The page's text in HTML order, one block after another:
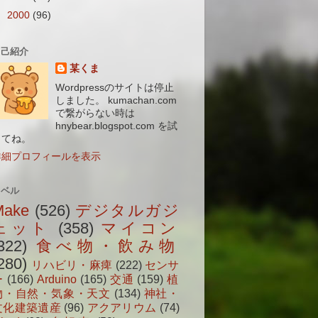
2000 (96)
紹介
某くま
Wordpressのサイトは停止
しました。 kumachan.com
で繋がらない時は
hnybear.blogspot.com を試
ね。
プロフィールを表示
ル
(526) デジタルガジ
ット
(358) マイコン
食べ物・飲み物
リハビリ・麻痺 (222) センサ
(166) Arduino (165) 交通 (159) 植
・自然・気象・天文 (134) 神社・
化建築遺産 (96) アクアリウム (74)